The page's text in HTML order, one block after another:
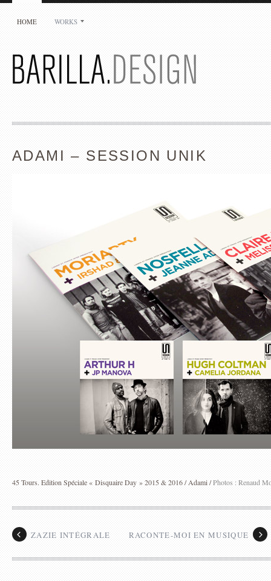
29 rue Auguste Delaune
94800 Villejuif
France
HOME WORKS
ADAMI – SESSION UNIK
45 Tours. Edition Spéciale « Disquaire Day » 2015 & 2016 / Adami /Photos : Renaud
ZAZIE INTÉGRALE RACONTE-MOI EN MUSIQUE